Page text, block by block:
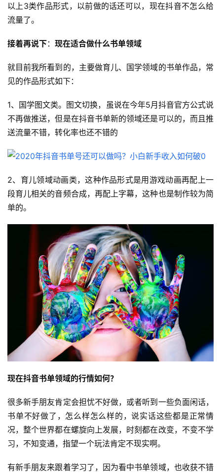
首
以上3类作品形式，以前做的话还可以，现在抖音不怎么给
流量了。
接着再说下： 现在适合做什么书单领域
就目前我所看到的，主要做育儿、国学领域的书单作品，常
见的作品形式如下：
1、国学图文类。图文切换，虽说在今年5月抖音官方公式说
不再做推送，但是在抖音书单新的领域还是可以的，而且推
送流量不错，转化率也还不错的
2、育儿领域动画类，这种作品形式是用游戏动画再配上一
段育儿相关的音频合成，再配上字幕，这种也是制作较为简
单的。
现在抖音书单领域的行情如何？
很多新手朋友肯定会担忧不好做，或者听到一些负面闲话，
书单不好做了，怎么样怎么样的，说实话这些都是正常情
况，整个世界都在螺旋向上发展，时刻都在改变，不变不学
习，不知变通，指望一个玩法肯定不现实啊。
有新手朋友来跟着学习了，因为看中书单领域，也收获不错